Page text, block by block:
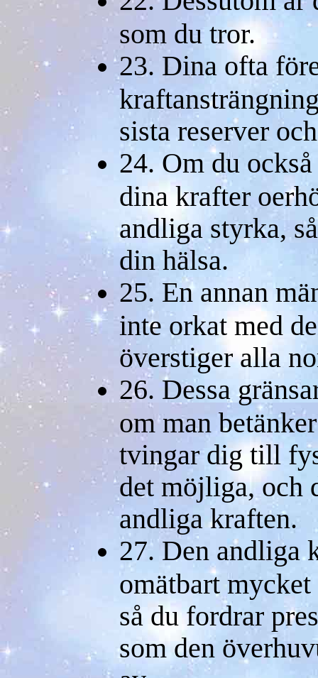
som du tror.
23. Dina ofta
sista reserver
24. Om du
dina krafter
andliga styrka,
din hälsa.
25. En annan
inte orkat med
överstiger alla
26. Dessa
om man
tvingar dig till
det möjliga, och
andliga kraften.
27. Den andliga
omätbart
så du fordrar
som den